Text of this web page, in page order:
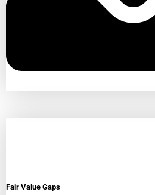
Fair Value Gaps